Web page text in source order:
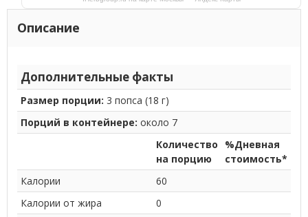
Описание
Дополнительные факты
Размер порции: 3 попса (18 г)
Порций в контейнере: около 7
Количество
на порцию
%Дневная
стоимость*
Калории
60
Калории от жира
0